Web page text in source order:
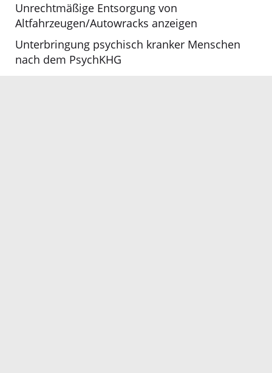
Unrechtmäßige Entsorgung von
Altfahrzeugen/Autowracks anzeigen
Unterbringung psychisch kranker Menschen
nach dem PsychKHG